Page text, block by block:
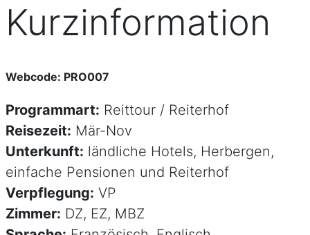
Kurzinformation
Webcode: PRO007
Programmart: Reittour / Reiterhof
Reisezeit: Mär-Nov
Unterkunft: ländliche Hotels, Herbergen,
einfache Pensionen und Reiterhof
Verpflegung: VP
Zimmer: DZ, EZ, MBZ